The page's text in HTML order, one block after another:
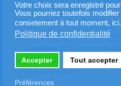
Votre choix sera enregistré
Vous pourriez toutefois
consetement à tout moment, ici.
Politique de confidentialité
Accepter Tout accepter
Préférences
frottis est normal
2023 : chute de la natalité en
Compte rendu du 47ème
Gynécologue ouvert le